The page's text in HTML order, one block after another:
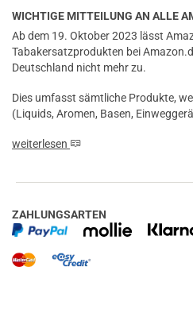
WICHTIGE MITTEILUNG AN ALLE
Ab dem 19. Oktober 2023 lässt
Tabakersatzprodukten bei
Deutschland nicht mehr zu.
Dies umfasst sämtliche Produkte,
(Liquids, Aromen, Basen,
weiterlesen
ZAHLUNGSARTEN